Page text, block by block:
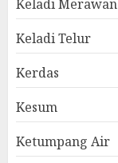
Keladi Merawan
Keladi Telur
Kerdas
Kesum
Ketumpang Air